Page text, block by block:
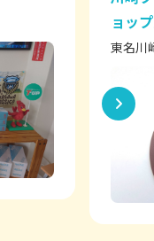
ョッ
東名川